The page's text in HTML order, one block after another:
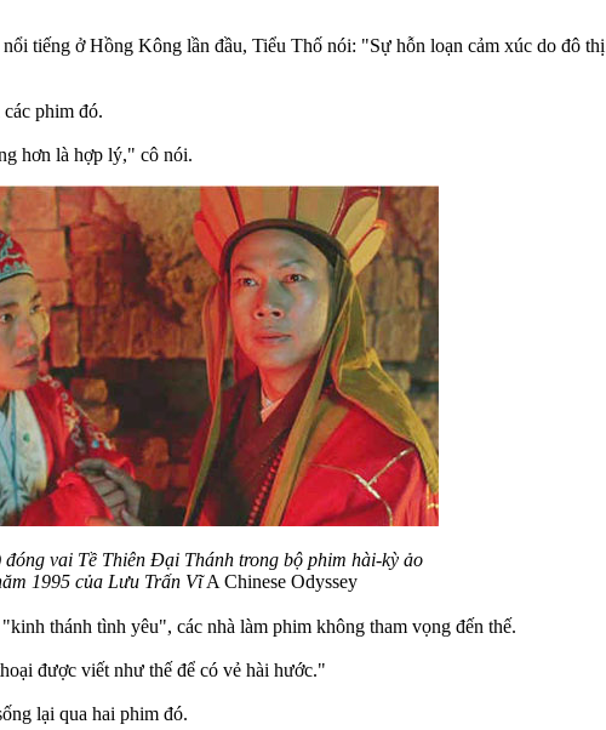
tiếng ở Hồng Kông lần đầu, Tiểu Thố nói: "Sự hỗn loạn cảm xúc do đô
phim đó.
hơn là hợp lý," cô nói.
vai Tề Thiên Đại Thánh trong bộ phim hài-kỳ ảo
1995 của Lưu Trấn VĩA Chinese Odyssey
thánh tình yêu", các nhà làm phim không tham vọng đến thế.
được viết như thế để có vẻ hài hước."
lại qua hai phim đó.